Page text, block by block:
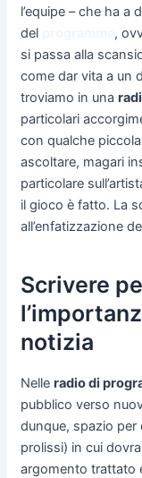
l’equipe – che ha
del
,
si passa alla
come dar vita a un
troviamo in una
particolari
con qualche
ascoltare, magari
particolare
il gioco è fatto. La
all’enfatizzazione
Scrivere
notizia
Nelle radio di
pubblico verso
dunque, spazio
prolissi) in cui
argomento trattato